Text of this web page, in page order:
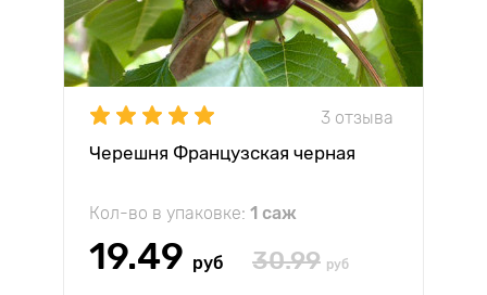
3 отзыва
Черешня Французская черная
Кол-во в упаковке: 1 саж
19.49 руб 30.99 руб